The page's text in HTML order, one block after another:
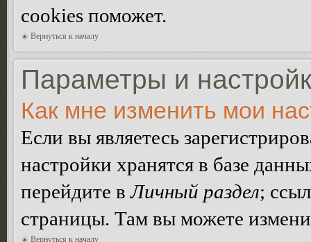
cookies поможет.
Вернуться к началу
Параметры и
Как мне изменить мои
Если вы являетесь
настройки хранятся в базе
перейдите вЛичный раздел;
страницы. Там вы можете
Вернуться к началу